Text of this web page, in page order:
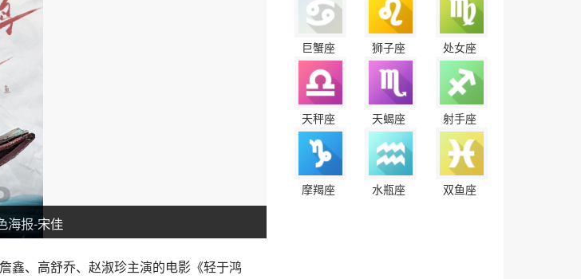
海报-宋佳
鑫、高舒乔、赵淑珍主演的电影《轻于鸿
巨蟹座 狮子座 处女座
天秤座 天蝎座 射手座
摩羯座 水瓶座 双鱼座